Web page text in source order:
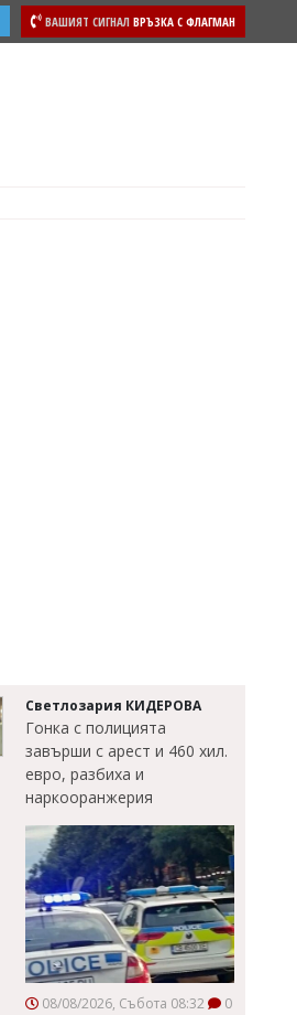
ВАШИЯТ СИГНАЛ ВРЪЗКА С ФЛАГМАН
Светлозария КИДЕРОВА
Гонка с полицията
завърши с арест и 460 хил.
евро, разбиха и
наркооранжерия
08/08/2026, Събота 08:32 0